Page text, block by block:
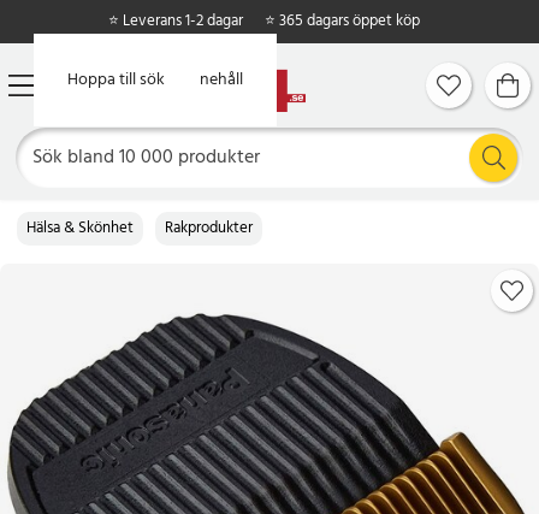
Hoppa till huvudinnehåll
Hoppa till sök
⭐ Leverans 1-2 dagar ⭐ 365 dagars öppet köp
Hälsa & Skönhet Rakprodukter